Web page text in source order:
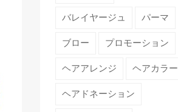
バレイヤージュ
パーマ
ブロー
プロモーション
ヘアアレンジ
ヘアカラー
ヘアドネーション